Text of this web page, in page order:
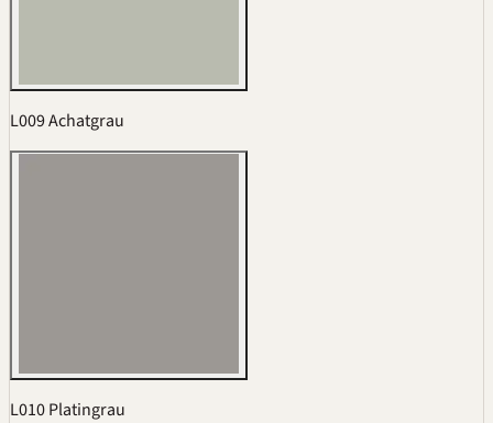
L009 Achatgrau
L010 Platingrau